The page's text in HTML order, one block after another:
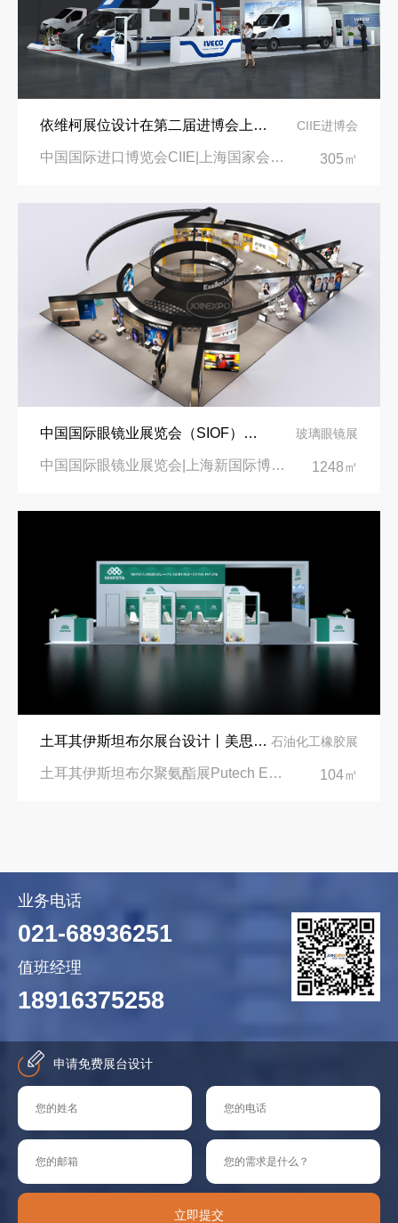
依维柯展位设计在第二届进博会上吸引万千瞩目 CIIE进博会
中国国际进口博览会CIIE|上海国家会展中心 305㎡
中国国际眼镜业展览会（SIOF）‌展台设计搭建-眼镜业巨头依视路陆逊梯卡 玻璃眼镜展
中国国际眼镜业展览会|上海新国际博览中心‌ 1248㎡
土耳其伊斯坦布尔展台设计丨美思德创新产品，打造聚氨酯行业标杆 石油化工橡胶展
土耳其伊斯坦布尔聚氨酯展Putech Eurasia|土耳其国际会展中心 104㎡
业务电话
021-68936251
值班经理
18916375258
申请免费展台设计
立即提交